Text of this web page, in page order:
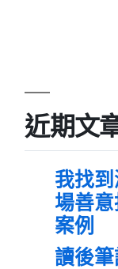
近期文
我找
場善
案例
讀後